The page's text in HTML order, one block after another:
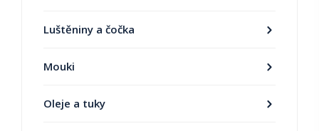
Luštěniny a čočka
Mouki
Oleje a tuky